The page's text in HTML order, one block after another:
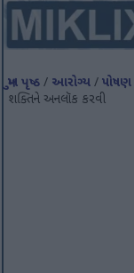
મુખ પૃષ્ઠ / આરોગ્ય /પોષણ
શક્તિને અનલૉક કરવી